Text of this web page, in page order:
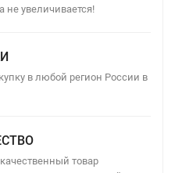
увеличивается!
в любой регион России в
товар